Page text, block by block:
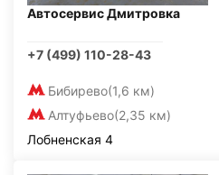
Автосервис Дмитровка
+7 (499) 110-28-43
Бибирево(1,6 км)
Алтуфьево(2,35 км)
Лобненская 4